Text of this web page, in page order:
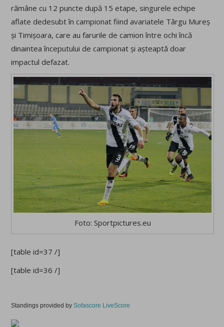
rămâne cu 12 puncte după 15 etape, singurele echipe
aflate dedesubt în campionat fiind avariatele Târgu Mureș
și Timișoara, care au farurile de camion între ochi încă
dinaintea începutului de campionat și așteaptă doar
impactul defazat.
Foto: Sportpictures.eu
[table id=37 /]
[table id=36 /]
Standings provided bySofascore LiveScore